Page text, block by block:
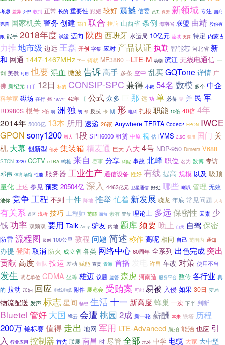
考虑 差异 外部 收到 正常 长的 重要性 跟短 较好 震撼 信委 员工 保安 新领域 专注 国商
完善 国家机关 警务 创建 部门 联合 挂牌 山西省 条例 海南省 联盟 曲靖 股份有
限 能手 2018年度 试运 迈向 陕西西班牙 水运局 10亿元 流域 支撑 特定 内蒙古
力推 地市级 边远 王磊 开创 字集 应对 产品认证 执勤 智能芯 河北省 新
和 网通 1447-1467MHz 下一 铸就 ME3860 --LTE-M 动物 滨江 无线电通信 一
剑 美俄 时用 也要混血 微波 告诉高手 多条 空中 乱买GQTone 详情 广
佛 新纪元 用手 12日 标的 CONSIP-SPC 兼得 小觑 54名 数模 多个 中企
科学家 磁场 在行 挡 1977年 42年 【 公式 众多 那 远 功 单 必备 猎 并 民 军
RD980S 根号 2倍 啊 洲 独 初 却 反抗 卡 期 形 电科 扎根 职能 10倍 40倍 4年
2014年 5000亿 13本 所用 速递 26家 Anywhere TERTA Codec2 EPON IWCE
GPON sony1200 增大 1段 SPH6000 租赁 中原 视 估 iVMS 2.6G 禁用 国门 关
机 大幕 创新型 部分 集装箱 精麦通 巨大 八大 4号 NDP-950 Dimetra V688
STCN 3220 CCTV eTRA 鸣枪 来自 赛事 分享 科院 事故 北峰 职位 名为 数博 专访
邓伟 体育场馆 性能 服务器 工业生产 通信设备 性好 有线 提高 规模 以及 吸顶
量化 上述 参见 预案 20504亿 深入 4463亿元 卫星通信 好处 哪些 喇叭 管理 无效
池你 竞争工程 不到 十件 降地 推举忙着 新发展 骁龙 年底 常见问题 人均
有关系 误区 浅析 技巧 工程师 范畴 面前 素有 置放 理论上 多远保密性 因素 少
钱功率 双频双 要用 Talk Army 驴友 内地 题库须要 晚上 白天 自驾 保密
防雷 流程图 级别 100公里 教程 问题 简述 称作 高呢 相同 自己 范围内 通知
办提 登陆 取消 防火 成立省 各类 网络中心 60周年 全系列 出色完成 突出
贡献高度 带队 投运 差动 赋能 宣贯 青海 首播 许昌 车改 对策 使用不当
发生 试点单位 CDMA 坐等 雄迈 议题 监管 森虎 河南造 服务平台 数传 各行业 真
的 拉动 加油 回应 电线电缆 附件 展览会 受贿案 可能 易被 入侵 如果 30日 变局
物流配送 发声 标志 星间 畅想 生活十一 新高度蜂巢 一次 下半 判断
Bluetel 管好 大国 祥云 会遭 桃园 2成 新一轮 薪酬 本来 铁塔 历程
200万 锦标赛 值得 走出 地网 军用 LTE-Advanced 航拍 能治 也应 引
入 行业应用 控制器 首先 联展 南昌 时 尽管 全部 地外 中学 电缆 大家 大中型